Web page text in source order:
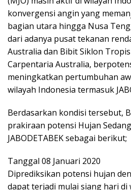
konvergensi angin yang
bagian utara hingga Nusa
dari adanya pusat tekanan
Australia dan Bibit Siklon
Carpentaria Australia,
meningkatkan pertumbuhan
wilayah Indonesia termasuk
Berdasarkan kondisi tersebut,
prakiraan potensi Hujan
JABODETABEK sebagai berikut;
Tanggal 08 Januari 2020
Diprediksikan potensi hujan
dapat terjadi mulai siang hari di